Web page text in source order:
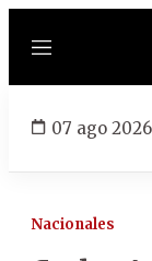
Menú
07 ago 2026
Nacionales